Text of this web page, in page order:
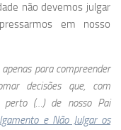
não devemos julgar
em nosso
para compreender
decisões que, com
perto (…) de nosso Pai
e Não Julgar os